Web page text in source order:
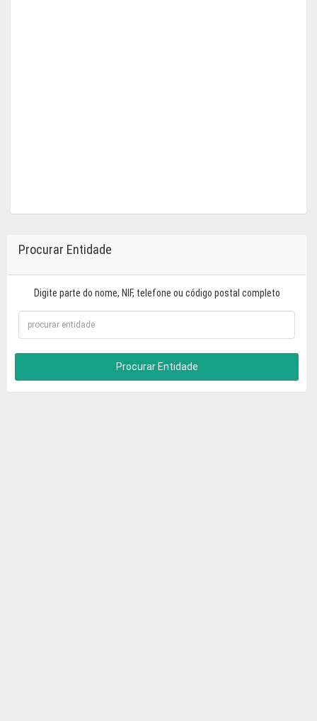
Procurar Entidade
Digite parte do nome, NIF, telefone ou código postal completo
Procurar Entidade